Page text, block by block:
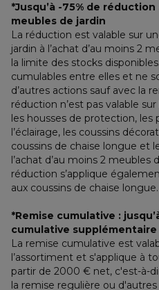
*Jusqu’à -75% de
meubles de jardin
La réduction est valable sur
jardin à l’achat d’au moins 2
la limite des stocks
cumulables entre elles et ne
d’autres actions sauf avec la
réduction n’est pas valable
les housses de protection, les
l’éclairage, les coussins
coussins de chaise longue et
l’achat d’au moins 2 meubles
réduction s’applique
aux coussins de chaise longue.
*Remise cumulative :
cumulative supplémentaire
La remise cumulative est
l’assortiment et s'applique à
partir de 2000 € net, c'est-à-
la remise regulière ou